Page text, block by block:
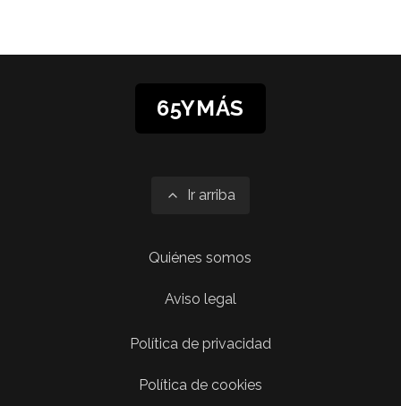
65YMÁS
Ir arriba
Quiénes somos
Aviso legal
Política de privacidad
Política de cookies